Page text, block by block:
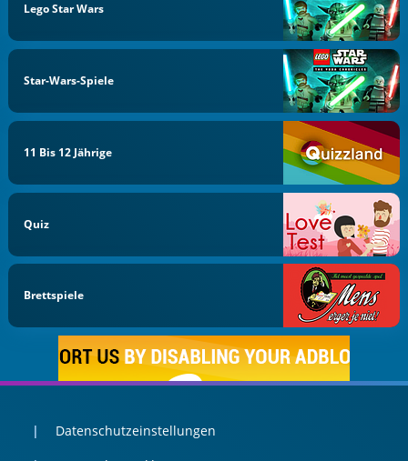
Lego Star Wars
Star-Wars-Spiele
11 Bis 12 Jährige
Quiz
Brettspiele
Datenschutzeinstellungen